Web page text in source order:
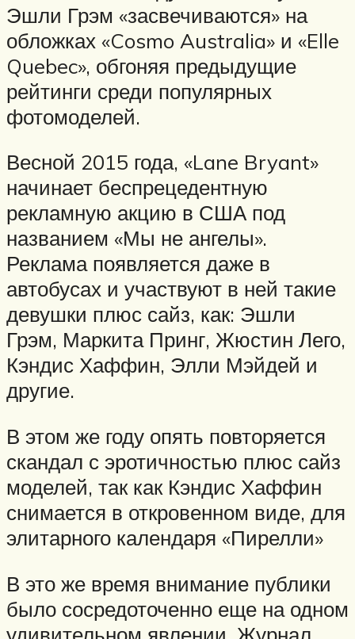
Эшли Грэм «засвечиваются» на
обложках «Cosmo Australia» и «Elle
Quebec», обгоняя предыдущие
рейтинги среди популярных
фотомоделей.
Весной 2015 года, «Lane Bryant»
начинает беспрецедентную
рекламную акцию в США под
названием «Мы не ангелы».
Реклама появляется даже в
автобусах и участвуют в ней такие
девушки плюс сайз, как: Эшли
Грэм, Маркита Принг, Жюстин Лего,
Кэндис Хаффин, Элли Мэйдей и
другие.
В этом же году опять повторяется
скандал с эротичностью плюс сайз
моделей, так как Кэндис Хаффин
снимается в откровенном виде, для
элитарного календаря «Пирелли»
В это же время внимание публики
было сосредоточенно еще на одном